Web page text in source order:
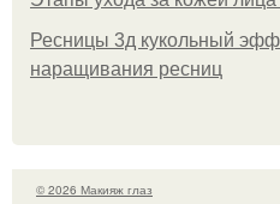
Ресницы 3д кукольный
наращивания ресниц
© 2026 Макияж глаз